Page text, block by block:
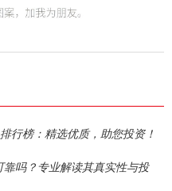
行榜：精选优质，助您投资！
吗？专业解读其真实性与投